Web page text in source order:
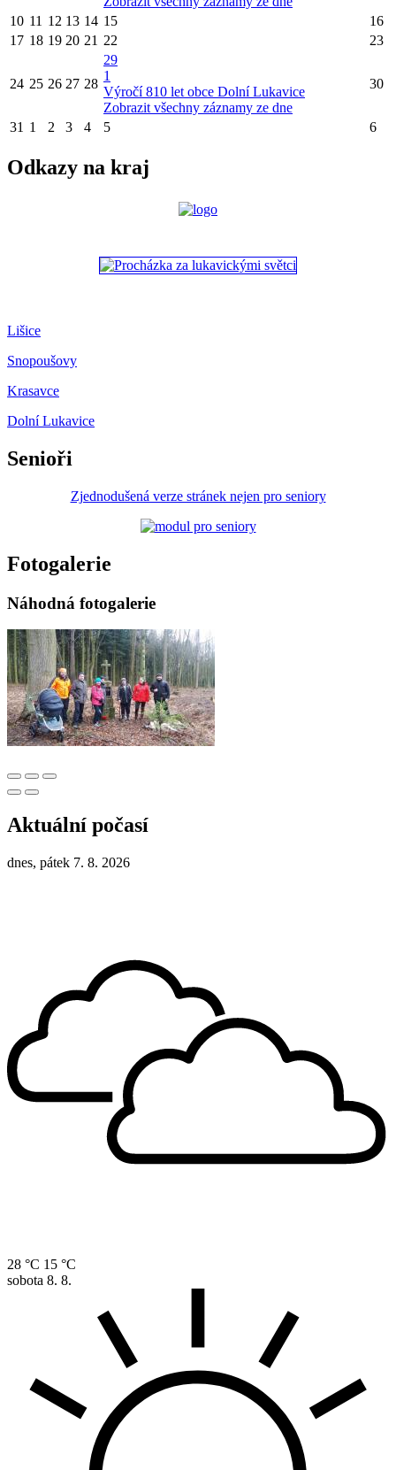
10 11 12 13 14 15
16
17 18 19 20 21 22 23
24 25 26 27 28
29
1
Výročí 810 let obce Dolní Lukavice
Zobrazit všechny záznamy ze dne
30
31 1 2 3 4 5 6
Odkazy na kraj
Lišice
Snopoušovy
Krasavce
Dolní Lukavice
Senioři
Zjednodušená verze stránek nejen pro seniory
Fotogalerie
Náhodná fotogalerie
Aktuální počasí
dnes, pátek 7. 8. 2026
28 °C 15 °C
sobota 8. 8.